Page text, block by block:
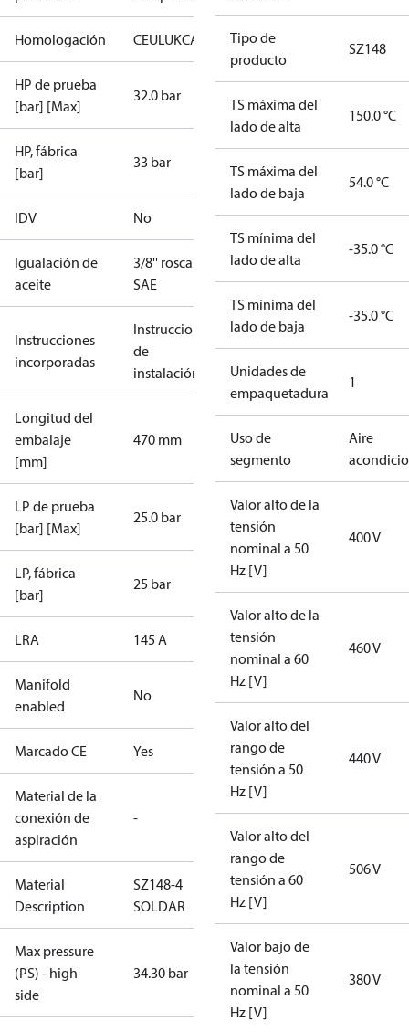
Homologación CEULUKCA
HP de prueba
[bar] [Max]
32.0 bar
HP, fábrica
[bar]
33 bar
IDV No
Igualación de
aceite
3/8'' roscar
SAE
Instrucciones
incorporadas
Instrucciones
de
instalación
Longitud del
embalaje
[mm]
470 mm
LP de prueba
[bar] [Max]
25.0 bar
LP, fábrica
[bar]
25 bar
LRA 145 A
Manifold
enabled
No
Marcado CE Yes
Material de la
conexión de
aspiración
-
Material
Description
SZ148-4
SOLDAR
Max pressure
(PS) - high
side
34.30 bar
Tipo de
producto
SZ148
TS máxima del
lado de alta
150.0 °C
TS máxima del
lado de baja
54.0 °C
TS mínima del
lado de alta
-35.0 °C
TS mínima del
lado de baja
-35.0 °C
Unidades de
empaquetadura
1
Uso de
segmento
Aire
Valor alto de la
tensión
nominal a 50
Hz [V]
400 V
Valor alto de la
tensión
nominal a 60
Hz [V]
460 V
Valor alto del
rango de
tensión a 50
Hz [V]
440 V
Valor alto del
rango de
tensión a 60
Hz [V]
506 V
Valor bajo de
la tensión
nominal a 50
Hz [V]
380 V